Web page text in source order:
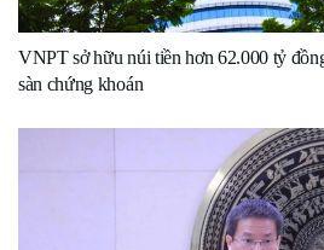
VNPT sở hữu núi tiền hơn 62.000 tỷ
sàn chứng khoán